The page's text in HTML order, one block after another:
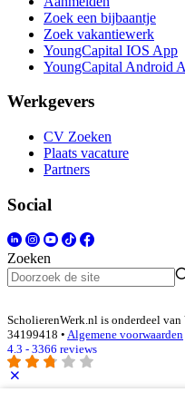
Zoek een bijbaantje
Zoek vakantiewerk
YoungCapital IOS App
YoungCapital Android
Werkgevers
CV Zoeken
Plaats vacature
Partners
Social
Zoeken
ScholierenWerk.nl is onderdeel
34199418 • Algemene voorwaarden
4.3 - 3366 reviews